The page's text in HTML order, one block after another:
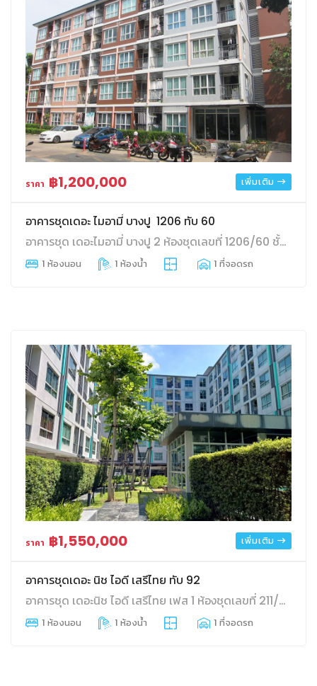
ราคา ฿1,200,000 เพิ่มเติม
อาคารชุดเดอะ ไมอามี่ บางปู 1206 ทับ 60
อาคารชุด เดอะไมอามี่ บางปู 2 ห้องชุดเลขที่ 1206/60 ชั้นที่ 5 อาคาร 6 พื้นที่ใช้สอย ห้องละ 25.1 ตร.ม. บางปููใหม่ เมืองสมุทรปราการ สมุทรปราการ
1 ห้องนอน 1 ห้องน้ำ 1 ที่จอดรถ
ราคา ฿1,550,000 เพิ่มเติม
อาคารชุดเดอะ นิช ไอดี เสรีไทย ทับ 92
อาคารชุด เดอะนิช ไอดี เสรีไทย เฟส 1 ห้องชุดเลขที่ 211/92 ชั้นที่ 4 อาคาร บี พื้นที่ใช้สอย 28.24 คันนายาว คันนายาว กทม.
1 ห้องนอน 1 ห้องน้ำ 1 ที่จอดรถ